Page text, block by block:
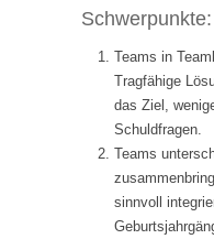
Schwerpunkte:
Teams in
Tragfähige
das Ziel,
Schuldfragen.
Teams
sinnvoll